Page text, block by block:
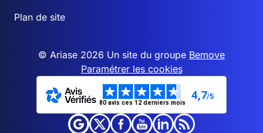
Plan de site
© Ariase 2026 Un site du groupe Bemove
Paramétrer les cookies
80 avis ces 12 derniers mois
4,7/5